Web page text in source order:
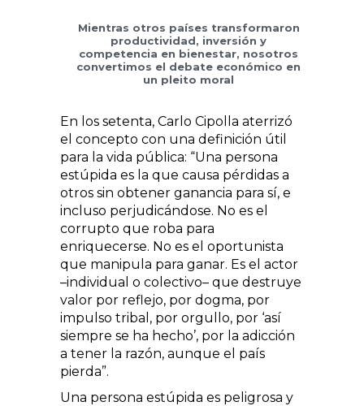
Mientras otros países transformaron
productividad, inversión y
competencia en bienestar, nosotros
convertimos el debate económico en
un pleito moral
En los setenta, Carlo Cipolla aterrizó
el concepto con una definición útil
para la vida pública: “Una persona
estúpida es la que causa pérdidas a
otros sin obtener ganancia para sí, e
incluso perjudicándose. No es el
corrupto que roba para
enriquecerse. No es el oportunista
que manipula para ganar. Es el actor
–individual o colectivo– que destruye
valor por reflejo, por dogma, por
impulso tribal, por orgullo, por ‘así
siempre se ha hecho’, por la adicción
a tener la razón, aunque el país
pierda”.
Una persona estúpida es peligrosa y